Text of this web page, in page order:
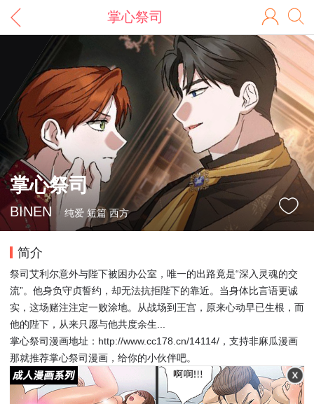
掌心祭司
掌心祭司
BINEN 纯爱 短篇 西方
简介
祭司艾利尔意外与陛下被困办公室，唯一的出路竟是“深入灵魂的交
流”。他身负守贞誓约，却无法抗拒陛下的靠近。当身体比言语更诚
实，这场赌注注定一败涂地。从战场到王宫，原来心动早已生根，而
他的陛下，从来只愿与他共度余生...
掌心祭司漫画地址：http://www.cc178.cn/14114/，支持非麻瓜漫画
那就推荐掌心祭司漫画，给你的小伙伴吧。